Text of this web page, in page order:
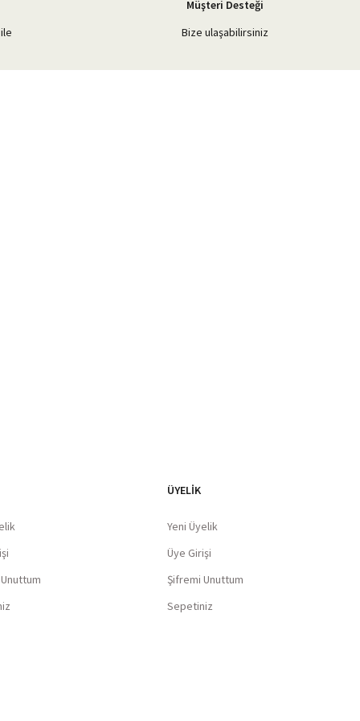
Müşteri Desteği
Bize ulaşabilirsiniz
ÜYELİK
Yeni Üyelik
Üye Girişi
Şifremi Unuttum
Sepetiniz